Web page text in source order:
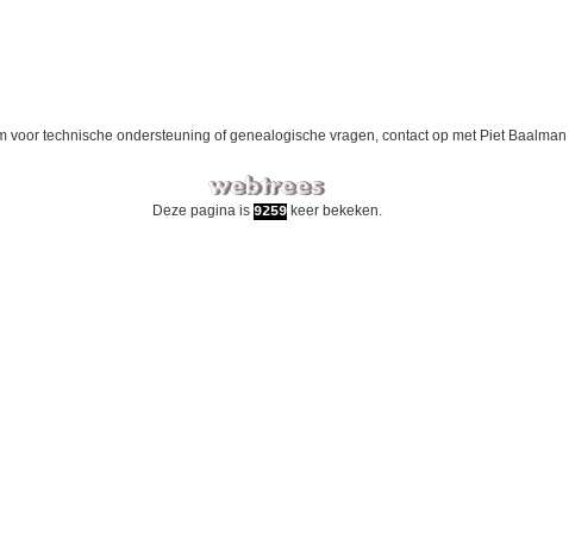
voor technische ondersteuning of genealogische vragen, contact op met Piet Baalman
Deze pagina is 9259keer bekeken.